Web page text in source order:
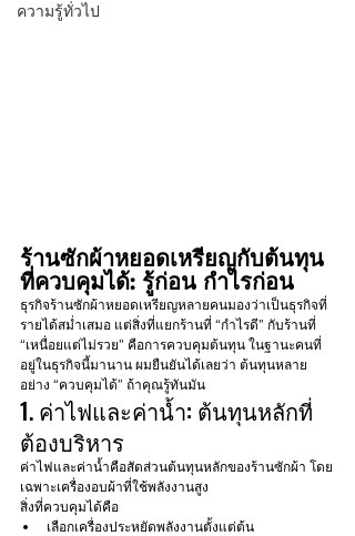
ความรู้ทั่วไป
ร้านซักผ้าหยอดเหรียญกับต้นทุน
ที่ควบคุมได้: รู้ก่อน กำไรก่อน
ธุรกิจร้านซักผ้าหยอดเหรียญหลายคนมองว่าเป็นธุรกิจที่
รายได้สม่ำเสมอ แต่สิ่งที่แยกร้านที่ “กำไรดี” กับร้านที่
“เหนื่อยแต่ไม่รวย” คือการควบคุมต้นทุน ในฐานะคนที่
อยู่ในธุรกิจนี้มานาน ผมยืนยันได้เลยว่า ต้นทุนหลาย
อย่าง “ควบคุมได้” ถ้าคุณรู้ทันมัน
1. ค่าไฟและค่าน้ำ: ต้นทุนหลักที่
ต้องบริหาร
ค่าไฟและค่าน้ำคือสัดส่วนต้นทุนหลักของร้านซักผ้า โดย
เฉพาะเครื่องอบผ้าที่ใช้พลังงานสูง
สิ่งที่ควบคุมได้คือ
เลือกเครื่องประหยัดพลังงานตั้งแต่ต้น